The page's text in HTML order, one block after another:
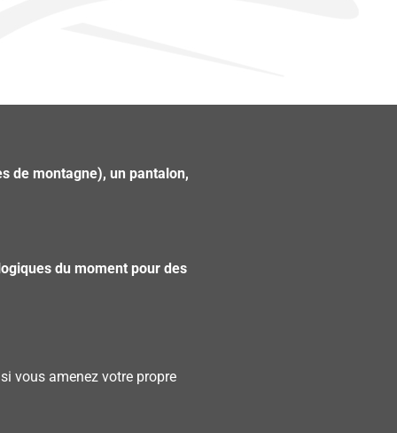
de montagne), un pantalon,
du moment pour des
vous amenez votre propre